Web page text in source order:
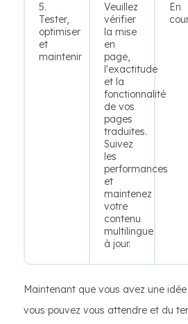
5.
Tester,
optimiser
et
maintenir
Veuillez
vérifier
la mise
en
page,
l'exactitude
et la
fonctionnalité
de vos
pages
traduites.
Suivez
les
performances
et
maintenez
votre
contenu
multilingue
à jour.
En
Maintenant que vous avez une
vous pouvez vous attendre et du